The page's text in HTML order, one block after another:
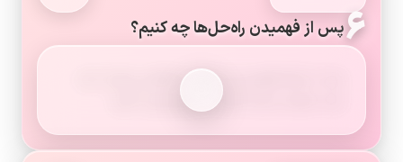
۶پس از فهمیدن راه‌حل‌ها چه کنیم؟
بعد از اینکه فهمیدیم راه‌های متفاوتی وجود دارد،
باید نتیجه ی هر انتخاب را پیش‌بینی کنیم.